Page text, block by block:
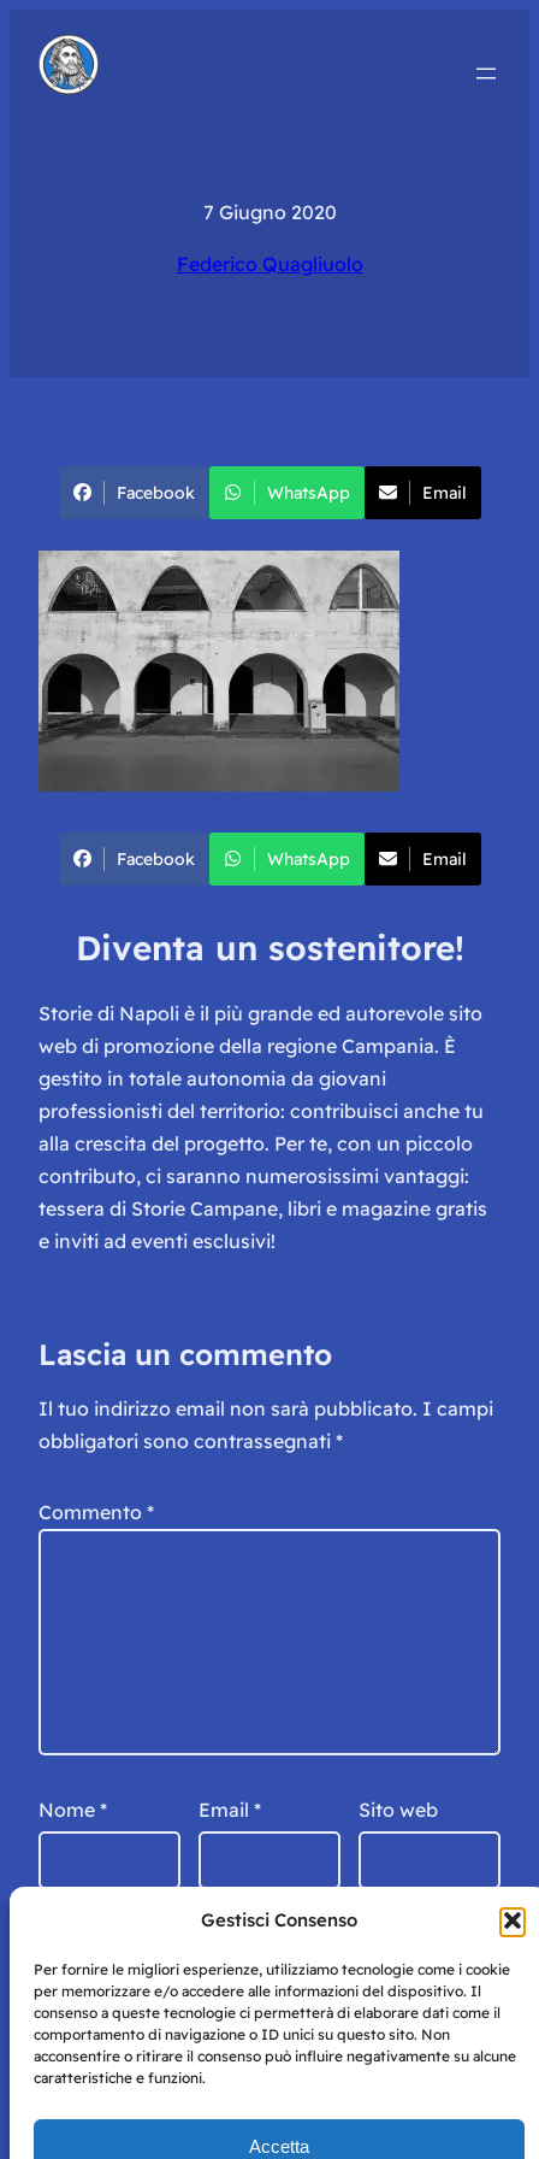
Gestisci Consenso
Per fornire le migliori esperienze, utilizziamo tecnologie come i cookie
per memorizzare e/o accedere alle informazioni del dispositivo. Il
consenso a queste tecnologie ci permetterà di elaborare dati come il
comportamento di navigazione o ID unici su questo sito. Non
acconsentire o ritirare il consenso può influire negativamente su alcune
caratteristiche e funzioni.
Accetta
7 Giugno 2020
Federico Quagliuolo
Facebook WhatsApp Email
Facebook WhatsApp Email
Diventa un sostenitore!
Storie di Napoli è il più grande ed autorevole sito
web di promozione della regione Campania. È
gestito in totale autonomia da giovani
professionisti del territorio: contribuisci anche tu
alla crescita del progetto. Per te, con un piccolo
contributo, ci saranno numerosissimi vantaggi:
tessera di Storie Campane, libri e magazine gratis
e inviti ad eventi esclusivi!
Lascia un commento
Il tuo indirizzo email non sarà pubblicato. I campi
obbligatori sono contrassegnati *
Commento *
Nome * Email * Sito web
Storie di Napoli è una testata registrata presso il tribunale di